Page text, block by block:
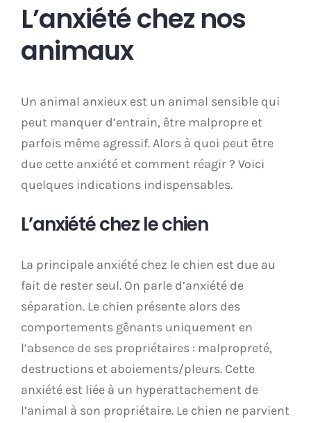
L’anxiété chez nos
animaux
Un animal anxieux est un animal sensible qui
peut manquer d’entrain, être malpropre et
parfois même agressif. Alors à quoi peut être
due cette anxiété et comment réagir ? Voici
quelques indications indispensables.
L’anxiété chez le chien
La principale anxiété chez le chien est due au
fait de rester seul. On parle d’anxiété de
séparation. Le chien présente alors des
comportements gênants uniquement en
l’absence de ses propriétaires : malpropreté,
destructions et aboiements/pleurs. Cette
anxiété est liée à un hyperattachement de
l’animal à son propriétaire. Le chien ne parvient